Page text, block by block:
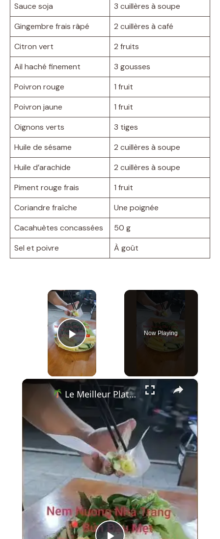
Sauce soja
3 cuillères à soupe
Gingembre frais râpé
2 cuillères à café
Citron vert
2 fruits
Ail haché finement
3 gousses
Poivron rouge
1 fruit
Poivron jaune
1 fruit
Oignons verts
3 tiges
Huile de sésame
2 cuillères à soupe
Huile d’arachide
2 cuillères à soupe
Piment rouge frais
1 fruit
Coriandre fraîche
Une poignée
Cacahuètes concassées
50 g
Sel et poivre
À goût
×
Play Video
Now Playing
×
Le Meilleur Plat à 2€ de Phu Quoc ? Nem Nướng à Rouler Soi-même !